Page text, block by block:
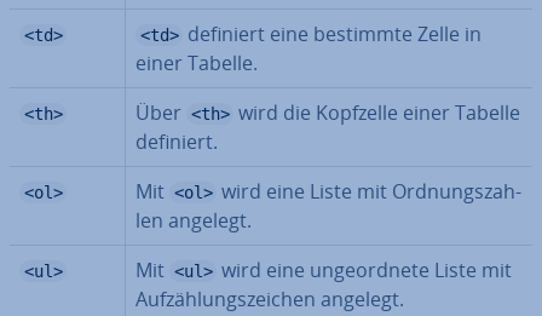
<td> <td> definiert eine bestimmte Zelle in
einer Tabelle.
<th> Über <th> wird die Kopfzelle einer Tabelle
definiert.
<ol> Mit <ol> wird eine Liste mit Ord­nungs­zah­
len angelegt.
<ul> Mit <ul> wird eine un­ge­ord­ne­te Liste mit
Auf­zäh­lungs­zei­chen angelegt.